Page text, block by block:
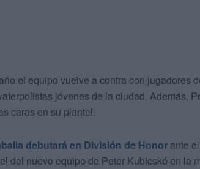
el equipo vuelve a contra con jugadores
jóvenes de la ciudad. Además,
caras en su plantel.
debutará en División de Honor ante
del nuevo equipo de Peter Kubicskó en la